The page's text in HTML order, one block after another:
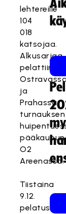
lehtereille
104
018
katsojaa.
Alkusarjaa
pelattiin
ja
Prahassa,
turnauksen
O2
Areenassa.
Tiistaina
9.12.
pelatussa